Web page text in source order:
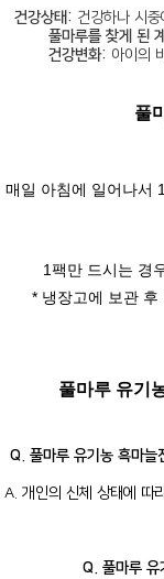
건강상태: 건강하나 시
풀마루를 찾게 된
건강변화: 아이의
풀
매일 아침에 일어나서
1팩만 드시는 경
* 냉장고에 보관
풀마루 유기
Q. 풀마루 유기농 흑마늘
A. 개인의 신체 상태에 따
Q. 풀마루 유